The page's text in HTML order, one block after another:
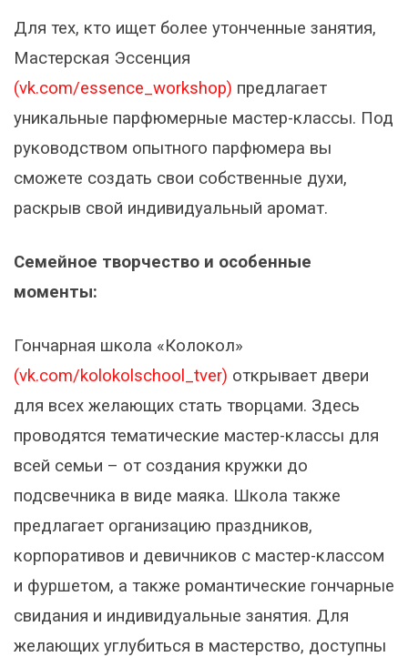
Для тех, кто ищет более утонченные занятия,
Мастерская Эссенция
(vk.com/essence_workshop) предлагает
уникальные парфюмерные мастер-классы. Под
руководством опытного парфюмера вы
сможете создать свои собственные духи,
раскрыв свой индивидуальный аромат.
Семейное творчество и особенные
моменты:
Гончарная школа «Колокол»
(vk.com/kolokolschool_tver) открывает двери
для всех желающих стать творцами. Здесь
проводятся тематические мастер-классы для
всей семьи – от создания кружки до
подсвечника в виде маяка. Школа также
предлагает организацию праздников,
корпоративов и девичников с мастер-классом
и фуршетом, а также романтические гончарные
свидания и индивидуальные занятия. Для
желающих углубиться в мастерство, доступны